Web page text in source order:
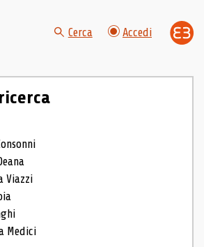
Cerca Accedi
Viazzi
Medici